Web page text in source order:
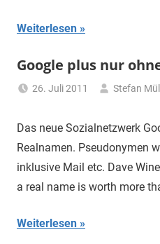
Weiterlesen
Google plus nur
26. Juli 2011 Stefan
Das neue Sozialnetzwerk
Realnamen. Pseudonymen
inklusive Mail etc. Dave
a real name is worth more
Weiterlesen